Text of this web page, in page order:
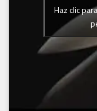
Haz clic